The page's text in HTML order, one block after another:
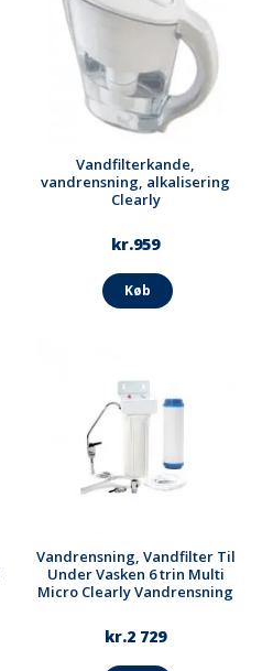
Vandfilterkande,
vandrensning, alkalisering
Clearly
kr.959
Køb
Vandrensning, Vandfilter Til
Under Vasken 6 trin Multi
Micro Clearly Vandrensning
kr.2 729